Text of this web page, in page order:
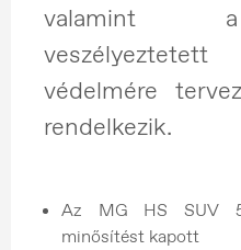
valamint a
védelmére
rendelkezik.
Az MG HS SUV
minősítést kapott